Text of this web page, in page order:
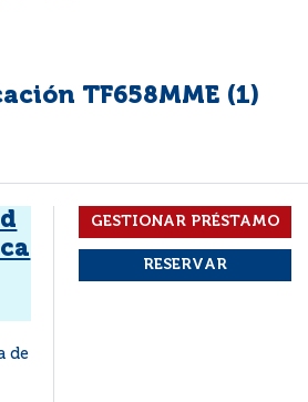
TF658MME (1)
de